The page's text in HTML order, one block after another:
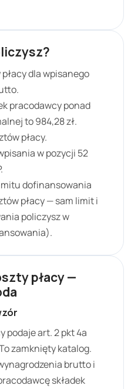
dla wpisanego
pracodawcy ponad
to984,28 zł.
płacy.
w pozycji 52
dofinansowania
płacy — sam limit i
policzysz w
płacy —
podaje art. 2 pkt 4a
zamknięty katalog.
brutto i
składek